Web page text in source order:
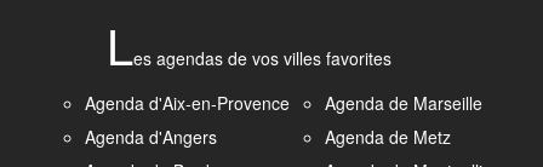
Les agendas de vos villes favorites
Agenda d'Aix-en-Provence
Agenda d'Angers
Agenda de Marseille
Agenda de Metz